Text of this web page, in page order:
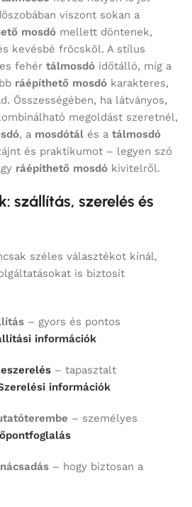
viszont sokan a
mosdó mellett döntenek,
kevésbé fröcsköl. A stílus
fehér tálmosdó időtálló, míg a
ráépíthető mosdó karakteres,
Összességében, ha látványos,
megoldást szeretnél,
, a mosdótál és a tálmosdó
és praktikumot – legyen szó
ráépíthető mosdó kivitelről.
szállítás, szerelés és
széles választékot kínál,
is biztosít
– gyors és pontos
információk
– tapasztalt
információk
– személyes
– hogy biztosan a